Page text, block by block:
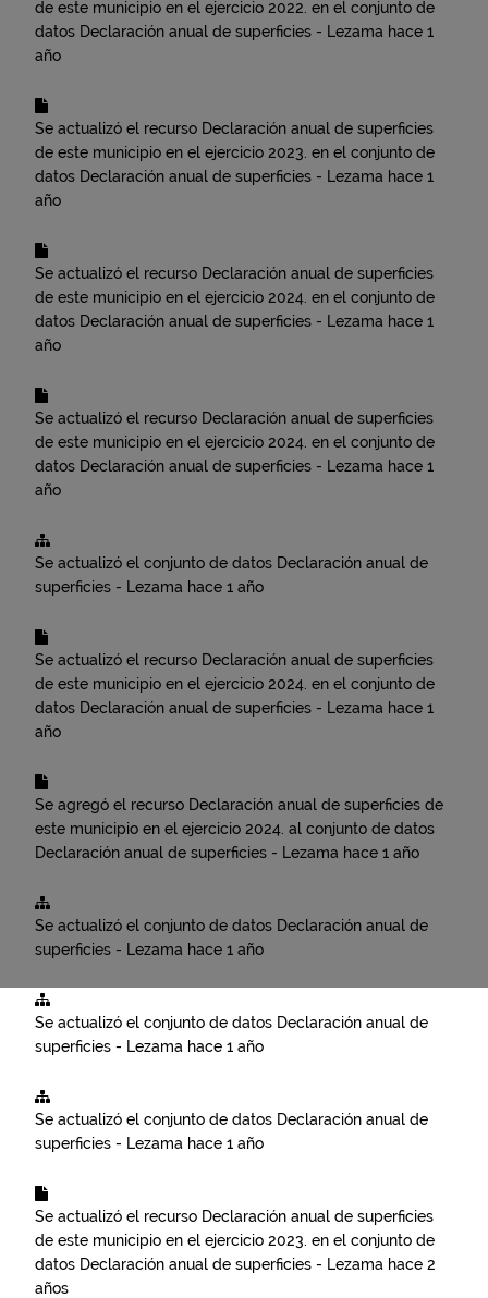
de este municipio en el ejercicio 2022. en el conjunto de
datos Declaración anual de superficies - Lezama hace 1
año
Se actualizó el recurso Declaración anual de superficies
de este municipio en el ejercicio 2023. en el conjunto de
datos Declaración anual de superficies - Lezama hace 1
año
Se actualizó el recurso Declaración anual de superficies
de este municipio en el ejercicio 2024. en el conjunto de
datos Declaración anual de superficies - Lezama hace 1
año
Se actualizó el recurso Declaración anual de superficies
de este municipio en el ejercicio 2024. en el conjunto de
datos Declaración anual de superficies - Lezama hace 1
año
Se actualizó el conjunto de datos Declaración anual de
superficies - Lezama hace 1 año
Se actualizó el recurso Declaración anual de superficies
de este municipio en el ejercicio 2024. en el conjunto de
datos Declaración anual de superficies - Lezama hace 1
año
Se agregó el recurso Declaración anual de superficies de
este municipio en el ejercicio 2024. al conjunto de datos
Declaración anual de superficies - Lezama hace 1 año
Se actualizó el conjunto de datos Declaración anual de
superficies - Lezama hace 1 año
Se actualizó el conjunto de datos Declaración anual de
superficies - Lezama hace 1 año
Se actualizó el conjunto de datos Declaración anual de
superficies - Lezama hace 1 año
Se actualizó el recurso Declaración anual de superficies
de este municipio en el ejercicio 2023. en el conjunto de
datos Declaración anual de superficies - Lezama hace 2
años